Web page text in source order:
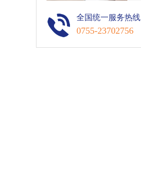
全国统一服务热线
0755-23702756